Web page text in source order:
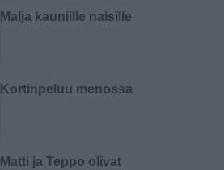
Malja kauniille naisille
Kortinpeluu menossa
Matti ja Teppo olivat